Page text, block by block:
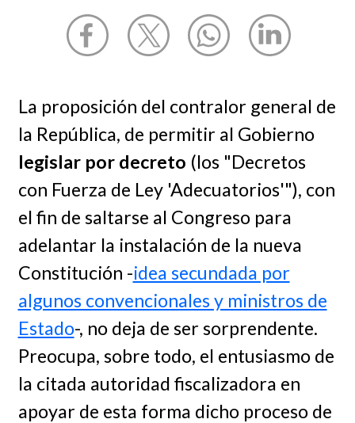
La proposición del contralor general de
la República, de permitir al Gobierno
legislar por decreto (los "Decretos
con Fuerza de Ley 'Adecuatorios'"), con
el fin de saltarse al Congreso para
adelantar la instalación de la nueva
Constitución -idea secundada por
algunos convencionales y ministros de
Estado-, no deja de ser sorprendente.
Preocupa, sobre todo, el entusiasmo de
la citada autoridad fiscalizadora en
apoyar de esta forma dicho proceso de